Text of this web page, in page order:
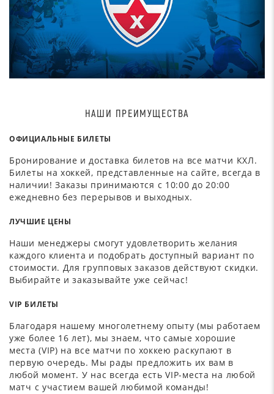
НАШИ ПРЕИМУЩЕСТВА
ОФИЦИАЛЬНЫЕ БИЛЕТЫ
Бронирование и доставка билетов на все матчи КХЛ.
Билеты на хоккей, представленные на сайте, всегда в
наличии! Заказы принимаются с 10:00 до 20:00
ежедневно без перерывов и выходных.
ЛУЧШИЕ ЦЕНЫ
Наши менеджеры смогут удовлетворить желания
каждого клиента и подобрать доступный вариант по
стоимости. Для групповых заказов действуют скидки.
Выбирайте и заказывайте уже сейчас!
VIP БИЛЕТЫ
Благодаря нашему многолетнему опыту (мы работаем
уже более 16 лет), мы знаем, что самые хорошие
места (VIP) на все матчи по хоккею раскупают в
первую очередь. Мы рады предложить их вам в
любой момент. У нас всегда есть VIP-места на любой
матч с участием вашей любимой команды!